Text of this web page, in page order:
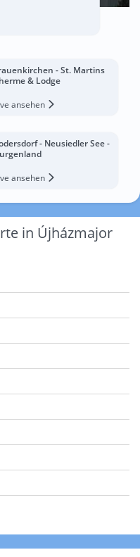
- St. Martins
& Lodge
ansehen
- Neusiedler See -
ansehen
in Újházmajor